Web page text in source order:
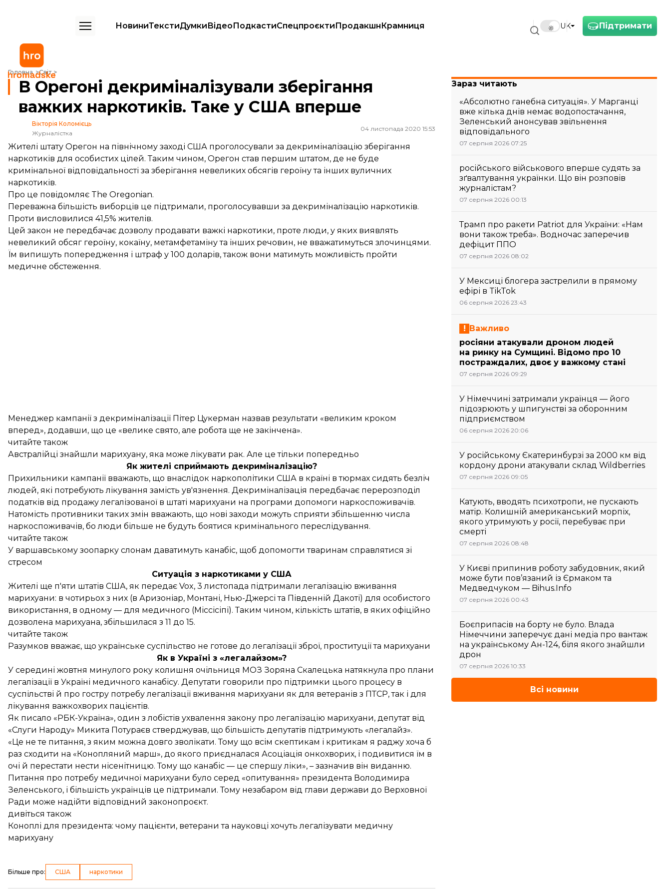
Підтримати
UK
НовиниТекстиДумкиВідеоПодкастиСпецпроєктиПродакшнКрамниця
Головна Світ
В Орегоні декриміналізували зберігання важких наркотиків. Таке у США вперше
В Орегоні декриміналізували зберігання
важких наркотиків. Таке у США вперше
Вікторія Коломієць
Журналістка
04 листопада 2020 15:53
Жителі штату Орегон на північному заході США проголосували за декриміналізацію зберігання
наркотиків для особистих цілей. Таким чином, Орегон став першим штатом, де не буде
кримінальної відповідальності за зберігання невеликих обсягів героїну та інших вуличних
наркотиків.
Про це повідомляє The Oregonian.
Переважна більшість виборців це підтримали, проголосувавши за декриміналізацію наркотиків.
Проти висловилися 41,5% жителів.
Цей закон не передбачає дозволу продавати важкі наркотики, проте люди, у яких виявлять
невеликий обсяг героїну, кокаїну, метамфетаміну та інших речовин, не вважатимуться злочинцями.
Їм випишуть попередження і штраф у 100 доларів, також вони матимуть можливість пройти
медичне обстеження.
Менеджер кампанії з декриміналізації Пітер Цукерман назвав результати «великим кроком
вперед», додавши, що це «велике свято, але робота ще не закінчена».
читайте також
Австралійці знайшли марихуану, яка може лікувати рак. Але це тільки попередньо
Як жителі сприймають декриміналізацію?
Прихильники кампанії вважають, що внаслідок наркополітики США в країні в тюрмах сидять безліч
людей, які потребують лікування замість ув'язнення. Декриміналізація передбачає перерозподіл
податків від продажу легалізованої в штаті марихуани на програми допомоги наркоспоживачів.
Натомість противники таких змін вважають, що нові заходи можуть сприяти збільшенню числа
наркоспоживачів, бо люди більше не будуть боятися кримінального переслідування.
читайте також
У варшавському зоопарку слонам даватимуть канабіс, щоб допомогти тваринам справлятися зі
стресом
Ситуація з наркотиками у США
Жителі ще п'яти штатів США, як передає Vox, 3 листопада підтримали легалізацію вживання
марихуани: в чотирьох з них (в Аризоніар, Монтані, Нью-Джерсі та Південній Дакоті) для особистого
використання, в одному — для медичного (Міссісіпі). Таким чином, кількість штатів, в яких офіційно
дозволена марихуана, збільшилася з 11 до 15.
читайте також
Разумков вважає, що українське суспільство не готове до легалізації зброї, проституції та марихуани
Як в Україні з «легалайзом»?
У середині жовтня минулого року колишня очільниця МОЗ Зоряна Скалецька натякнула про плани
легалізації в Україні медичного канабісу. Депутати говорили про підтримки цього процесу в
суспільстві й про гостру потребу легалізації вживання марихуани як для ветеранів з ПТСР, так і для
лікування важкохворих пацієнтів.
Як писало «РБК-Україна», один з лобістів ухвалення закону про легалізацію марихуани, депутат від
«Слуги Народу» Микита Потураєв стверджував, що більшість депутатів підтримують «легалайз».
«Це не те питання, з яким можна довго зволікати. Тому що всім скептикам і критикам я раджу хоча б
раз сходити на «Конопляний марш», до якого приєдналася Асоціація онкохворих, і подивитися їм в
очі й перестати нести нісенітницю. Тому що канабіс — це спершу ліки», – зазначив він виданню.
Питання про потребу медичної марихуани було серед «опитування» президента Володимира
Зеленського, і більшість українців це підтримали. Тому незабаром від глави держави до Верховної
Ради може надійти відповідний законопроєкт.
дивіться також
Коноплі для президента: чому пацієнти, ветерани та науковці хочуть легалізувати медичну
марихуану
Більше про: США наркотики
Зараз читають
«Абсолютно ганебна ситуація». У Марганці
вже кілька днів немає водопостачання,
Зеленський анонсував звільнення
відповідального
07 серпня 2026 07:25
російського військового вперше судять за
зґвалтування українки. Що він розповів
журналістам?
07 серпня 2026 00:13
Трамп про ракети Patriot для України: «Нам
вони також треба». Водночас заперечив
дефіцит ППО
07 серпня 2026 08:02
У Мексиці блогера застрелили в прямому
ефірі в TikTok
06 серпня 2026 23:43
Важливо
росіяни атакували дроном людей
на ринку на Сумщині. Відомо про 10
постраждалих, двоє у важкому стані
07 серпня 2026 09:29
У Німеччині затримали українця — його
підозрюють у шпигунстві за оборонним
підприємством
06 серпня 2026 20:06
У російському Єкатеринбурзі за 2000 км від
кордону дрони атакували склад Wildberries
07 серпня 2026 09:05
Катують, вводять психотропи, не пускають
матір. Колишній американський морпіх,
якого утримують у росії, перебуває при
смерті
07 серпня 2026 08:48
У Києві припинив роботу забудовник, який
може бути пов’язаний із Єрмаком та
Медведчуком — Bihus.Info
07 серпня 2026 00:43
Боєприпасів на борту не було. Влада
Німеччини заперечує дані медіа про вантаж
на українському Ан-124, біля якого знайшли
дрон
07 серпня 2026 10:33
Всі новини